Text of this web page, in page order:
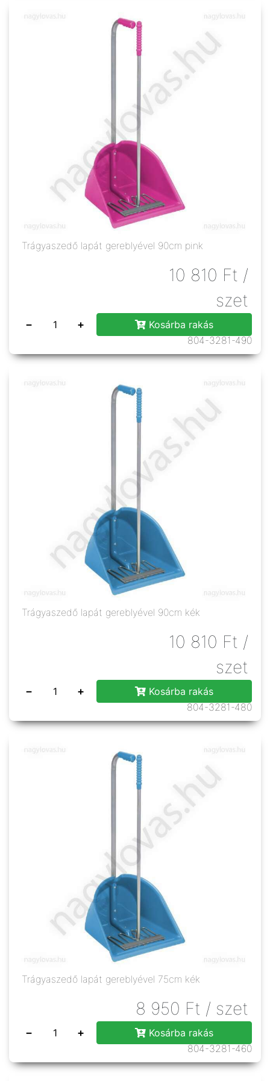
Trágyaszedő lapát gereblyével 90cm pink
10 810 Ft /
szet
− +
Kosárba rakás
804-3281-490
Trágyaszedő lapát gereblyével 90cm kék
10 810 Ft /
szet
− +
Kosárba rakás
804-3281-480
Trágyaszedő lapát gereblyével 75cm kék
8 950 Ft / szet
− +
Kosárba rakás
804-3281-460